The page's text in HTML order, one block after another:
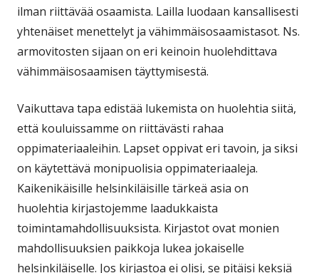
ilman riittävää osaamista. Lailla luodaan kansallisesti
yhtenäiset menettelyt ja vähimmäisosaamistasot. Ns.
armovitosten sijaan on eri keinoin huolehdittava
vähimmäisosaamisen täyttymisestä.
Vaikuttava tapa edistää lukemista on huolehtia siitä,
että kouluissamme on riittävästi rahaa
oppimateriaaleihin. Lapset oppivat eri tavoin, ja siksi
on käytettävä monipuolisia oppimateriaaleja.
Kaikenikäisille helsinkiläisille tärkeä asia on
huolehtia kirjastojemme laadukkaista
toimintamahdollisuuksista. Kirjastot ovat monien
mahdollisuuksien paikkoja lukea jokaiselle
helsinkiläiselle. Jos kirjastoa ei olisi, se pitäisi keksiä